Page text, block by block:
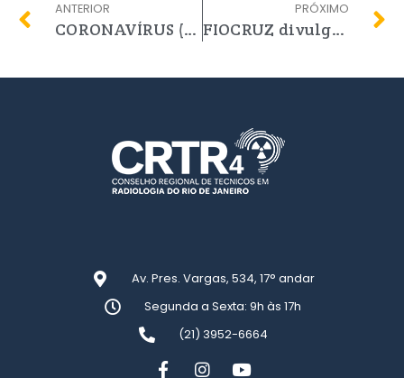
ANTERIOR
CORONAVÍRUS (COVID-19): ATENDIMENTO PRESENCIAL NO CRTR4 RJ SUSPENSO A PARTIR DE 20/03/2020 EM CUMPRIMENTO AO DECRETO ESTADUAL Nº 46.970 E INSTRUÇÃO NORMATIVA Nº 21, DO MINISTÉRIO DA ECONOMIA.
PRÓXIMO
FIOCRUZ divulga processo seletivo para contratação em caráter emergencial de 28 profissionais da radiologia.
Av. Pres. Vargas, 534, 17° andar
Segunda a Sexta: 9h às 17h
(21) 3952-6664